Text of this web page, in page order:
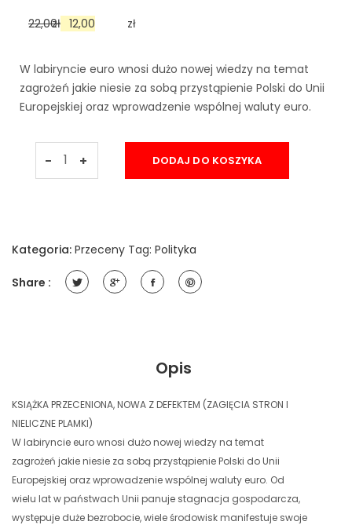
zł
22,00Original
was:
zł22,00.
zł
12,00Current
is:
zł12,00.
W labiryncie euro wnosi dużo nowej wiedzy na temat
zagrożeń jakie niesie za sobą przystąpienie Polski do Unii
Europejskiej oraz wprowadzenie wspólnej waluty euro.
-
W
+ DODAJ DO KOSZYKA
Kategoria: Przeceny Tag: Polityka
Share :
Opis
KSIĄŻKA PRZECENIONA, NOWA Z DEFEKTEM (ZAGIĘCIA STRON I
NIELICZNE PLAMKI)
W labiryncie euro wnosi dużo nowej wiedzy na temat
zagrożeń jakie niesie za sobą przystąpienie Polski do Unii
Europejskiej oraz wprowadzenie wspólnej waluty euro. Od
wielu lat w państwach Unii panuje stagnacja gospodarcza,
występuje duże bezrobocie, wiele środowisk manifestuje swoje